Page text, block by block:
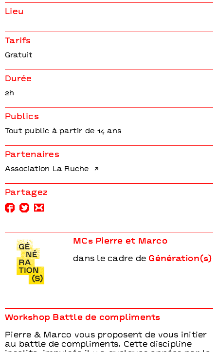
MCs Pierre et Marco
dans le cadre de Génération(s)
Workshop Battle de compliments
Pierre & Marco vous proposent de vous initier
au battle de compliments. Cette discipline
Lieu
Tarifs
Gratuit
Durée
2h
Publics
Tout public à partir de 14 ans
Partenaires
Association La Ruche
Partagez